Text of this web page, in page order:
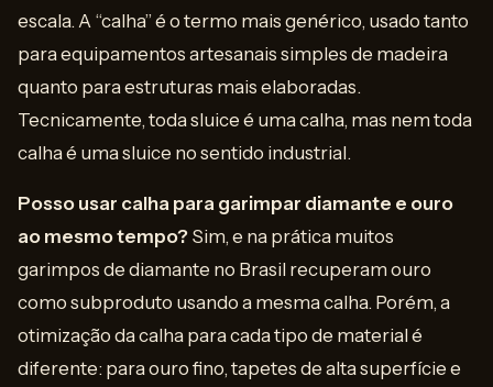
escala. A “calha” é o termo mais genérico, usado tanto
para equipamentos artesanais simples de madeira
quanto para estruturas mais elaboradas.
Tecnicamente, toda sluice é uma calha, mas nem toda
calha é uma sluice no sentido industrial.
Posso usar calha para garimpar diamante e ouro
ao mesmo tempo? Sim, e na prática muitos
garimpos de diamante no Brasil recuperam ouro
como subproduto usando a mesma calha. Porém, a
otimização da calha para cada tipo de material é
diferente: para ouro fino, tapetes de alta superfície e